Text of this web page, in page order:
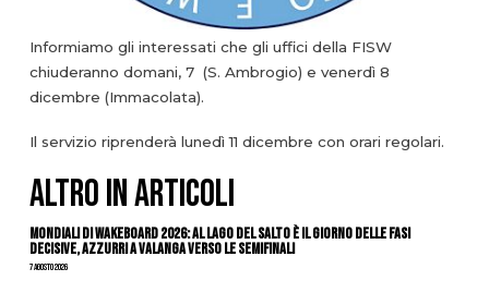
Informiamo gli interessati che gli uffici della FISW
chiuderanno domani, 7 (S. Ambrogio) e venerdì 8
dicembre (Immacolata).
Il servizio riprenderà lunedì 11 dicembre con orari regolari.
ALTRO IN ARTICOLI
Mondiali di Wakeboard 2026: al Lago del Salto è il giorno delle fasi
decisive, azzurri a valanga verso le semifinali
7 Agosto 2026